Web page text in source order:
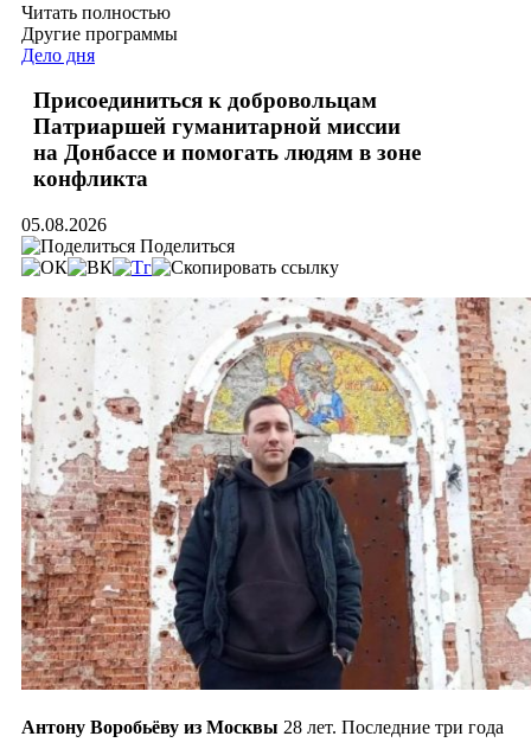
Читать полностью
Другие программы
Дело дня
Присоединиться к добровольцам
Патриаршей гуманитарной миссии
на Донбассе и помогать людям в зоне
конфликта
05.08.2026
Поделиться
Антону Воробьёву из Москвы 28 лет. Последние три года